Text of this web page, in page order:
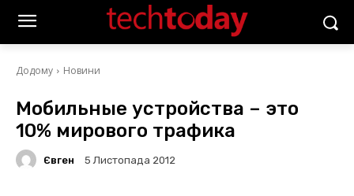
Додому Новини
Мобильные устройства – это
10% мирового трафика
Євген 5 Листопада 2012